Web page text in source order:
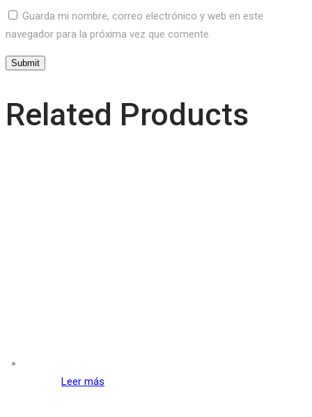
Guarda mi nombre, correo electrónico y web en este
navegador para la próxima vez que comente.
Related Products
Leer más